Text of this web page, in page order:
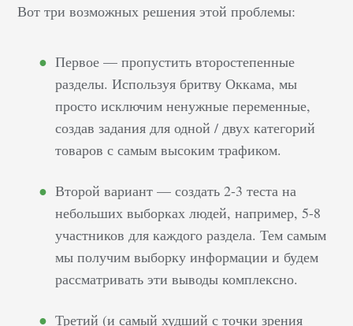
Вот три возможных решения этой проблемы:
Первое — пропустить второстепенные
разделы. Используя бритву Оккама, мы
просто исключим ненужные переменные,
создав задания для одной / двух категорий
товаров с самым высоким трафиком.
Второй вариант — создать 2-3 теста на
небольших выборках людей, например, 5-8
участников для каждого раздела. Тем самым
мы получим выборку информации и будем
рассматривать эти выводы комплексно.
Третий (и самый худший с точки зрения